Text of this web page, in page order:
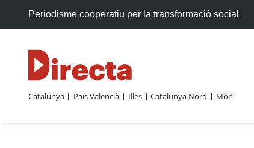
Periodisme cooperatiu per la transformació social
Catalunya País Valencià Illes Catalunya Nord Món